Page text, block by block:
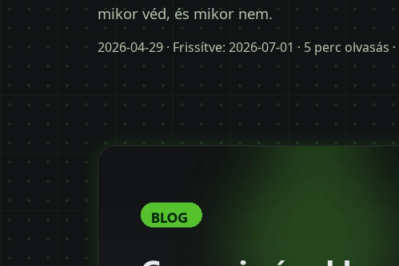
mikor véd, és mikor nem.
2026-04-29· Frissítve: 2026-07-01 · 5 perc olvasás ·